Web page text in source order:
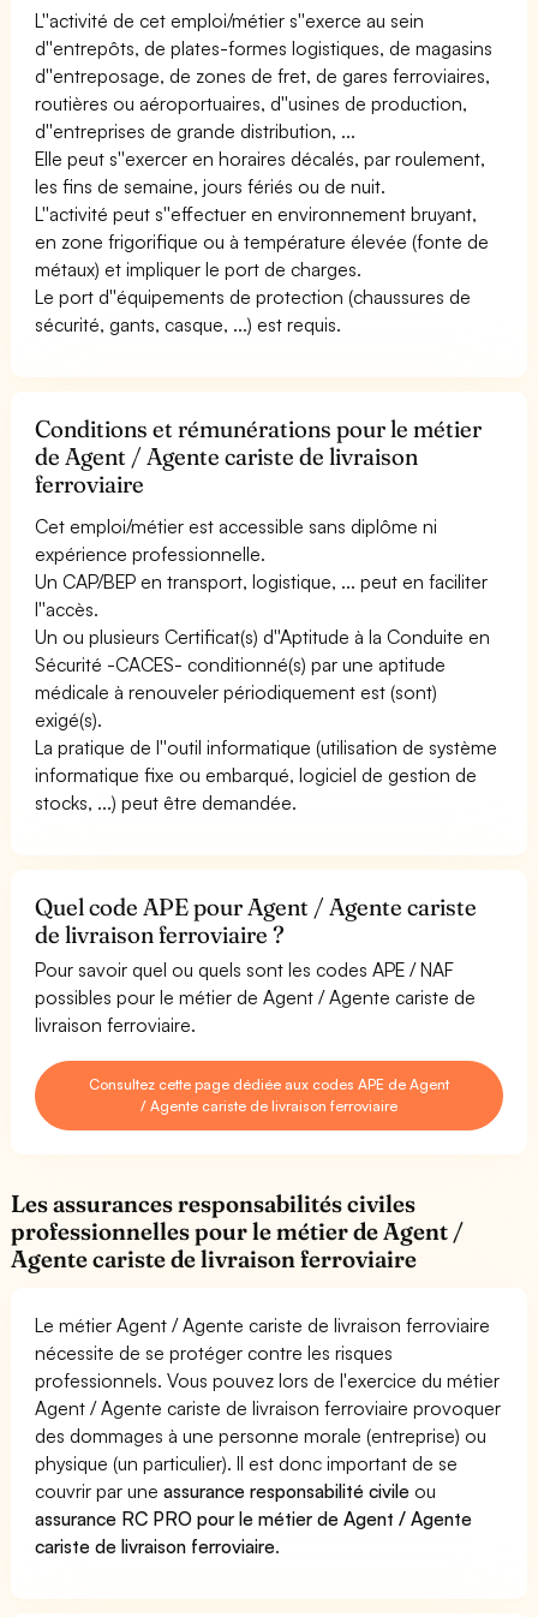
L''activité de cet emploi/métier s''exerce au sein
d''entrepôts, de plates-formes logistiques, de magasins
d''entreposage, de zones de fret, de gares ferroviaires,
routières ou aéroportuaires, d''usines de production,
d''entreprises de grande distribution, ...
Elle peut s''exercer en horaires décalés, par roulement,
les fins de semaine, jours fériés ou de nuit.
L''activité peut s''effectuer en environnement bruyant,
en zone frigorifique ou à température élevée (fonte de
métaux) et impliquer le port de charges.
Le port d''équipements de protection (chaussures de
sécurité, gants, casque, ...) est requis.
Conditions et rémunérations pour le métier
de Agent / Agente cariste de livraison
ferroviaire
Cet emploi/métier est accessible sans diplôme ni
expérience professionnelle.
Un CAP/BEP en transport, logistique, ... peut en faciliter
l''accès.
Un ou plusieurs Certificat(s) d''Aptitude à la Conduite en
Sécurité -CACES- conditionné(s) par une aptitude
médicale à renouveler périodiquement est (sont)
exigé(s).
La pratique de l''outil informatique (utilisation de système
informatique fixe ou embarqué, logiciel de gestion de
stocks, ...) peut être demandée.
Quel code APE pour Agent / Agente cariste
de livraison ferroviaire ?
Pour savoir quel ou quels sont les codes APE / NAF
possibles pour le métier de Agent / Agente cariste de
livraison ferroviaire.
Consultez cette page dédiée aux codes APE de Agent
/ Agente cariste de livraison ferroviaire
Les assurances responsabilités civiles
professionnelles pour le métier de Agent /
Agente cariste de livraison ferroviaire
Le métier Agent / Agente cariste de livraison ferroviaire
nécessite de se protéger contre les risques
professionnels. Vous pouvez lors de l'exercice du métier
Agent / Agente cariste de livraison ferroviaire provoquer
des dommages à une personne morale (entreprise) ou
physique (un particulier). Il est donc important de se
couvrir par uneassurance responsabilité civile ou
assurance RC PRO pour le métier de Agent / Agente
cariste de livraison ferroviaire.